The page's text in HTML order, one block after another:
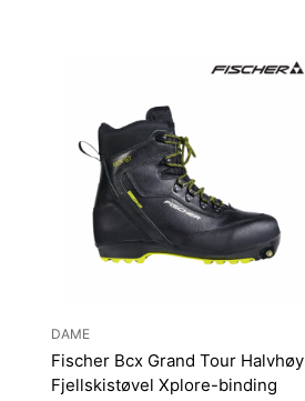
DAME
Fischer Bcx Grand Tour Halvhøy
Fjellskistøvel Xplore-binding